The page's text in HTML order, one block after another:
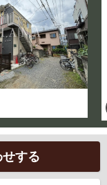
する